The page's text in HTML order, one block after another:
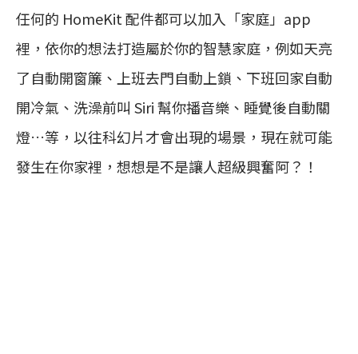
任何的 HomeKit 配件都可以加入「家庭」app
裡，依你的想法打造屬於你的智慧家庭，例如天亮
了自動開窗簾、上班去門自動上鎖、下班回家自動
開冷氣、洗澡前叫 Siri 幫你播音樂、睡覺後自動關
燈…等，以往科幻片才會出現的場景，現在就可能
發生在你家裡，想想是不是讓人超級興奮阿？！